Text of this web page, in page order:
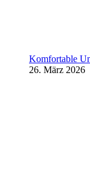
Komfortable
26. März 2026